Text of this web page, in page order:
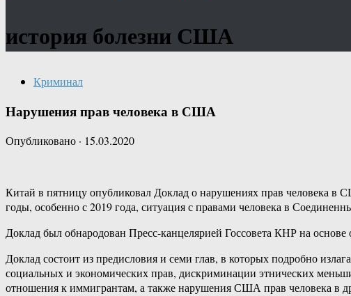
история болезни США
Криминал
Нарушения прав человека в США
Опубликовано · 15.03.2020
Китай в пятницу опубликовал Доклад о нарушениях прав человека в
годы, особенно с 2019 года, ситуация с правами человека в
Доклад был обнародован Пресс-канцелярией Госсовета КНР на
Доклад состоит из предисловия и семи глав, в которых подробно
социальных и экономических прав, дискриминации этнических
отношения к иммигрантам, а также нарушения США прав человека в